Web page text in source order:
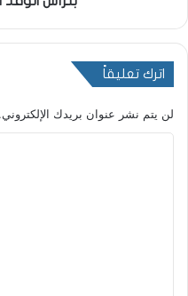
اترك تعليقاً
لن يتم نشر عنوان بريدك الإلكتروني.